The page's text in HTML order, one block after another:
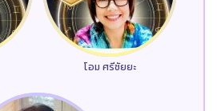
โอม ศรีชัยยะ